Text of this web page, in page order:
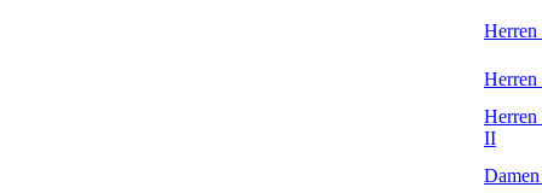
Herren
Herren
Herren
II